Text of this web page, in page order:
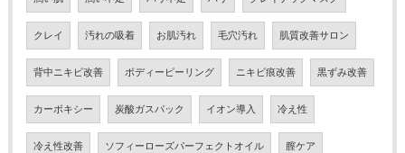
クレイ 汚れの吸着 お肌汚れ 毛穴汚れ 肌質改善サロン
背中ニキビ改善 ボディーピーリング ニキビ痕改善 黒ずみ改善
カーボキシー 炭酸ガスパック イオン導入 冷え性
冷え性改善 ソフィーローズパーフェクトオイル 膣ケア